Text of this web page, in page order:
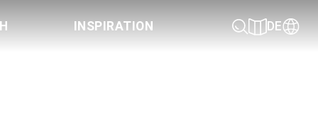
INSPIRATION DE